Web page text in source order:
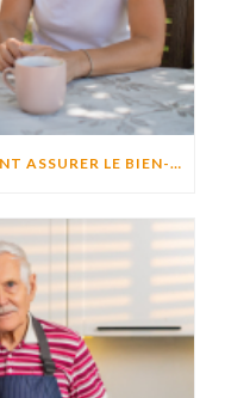
DÉPART EN VACANCES : COMMENT ASSURER LE BIEN-ÊTRE D’UN PROCHE RESTÉ À DOMICILE ?